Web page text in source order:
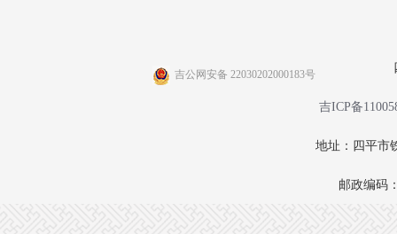
吉公网安备 22030202000183号
吉ICP备
地址：四平市
邮政编码